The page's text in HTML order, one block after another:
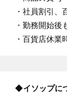
・社員割引、
・勤務開始後
・百貨店休業
◆イソップに